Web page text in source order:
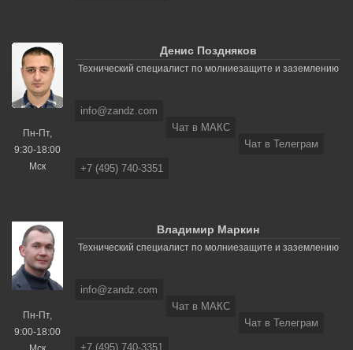
Пн-Пт,
9:30-18:00
Мск
Денис Поздняков
Технический специалист по молниезащите и заземлению
info@zandz.com
Чат в МАКС
Чат в Телеграм
+7 (495) 740-3351
Пн-Пт,
9:00-18:00
Владимир Маркин
Технический специалист по молниезащите и заземлению
info@zandz.com
Чат в МАКС
Чат в Телеграм
+7 (495) 740-3351